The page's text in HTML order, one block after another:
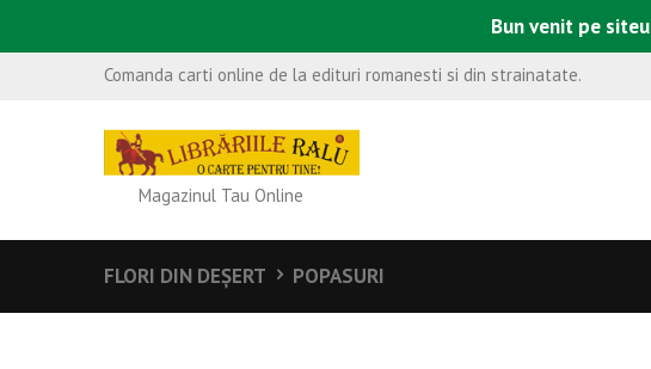
Bun venit pe
Comanda carti online de la edituri romanesti si din strainatate.
Magazinul Tau Online
FLORI DIN DEȘERT POPASURI